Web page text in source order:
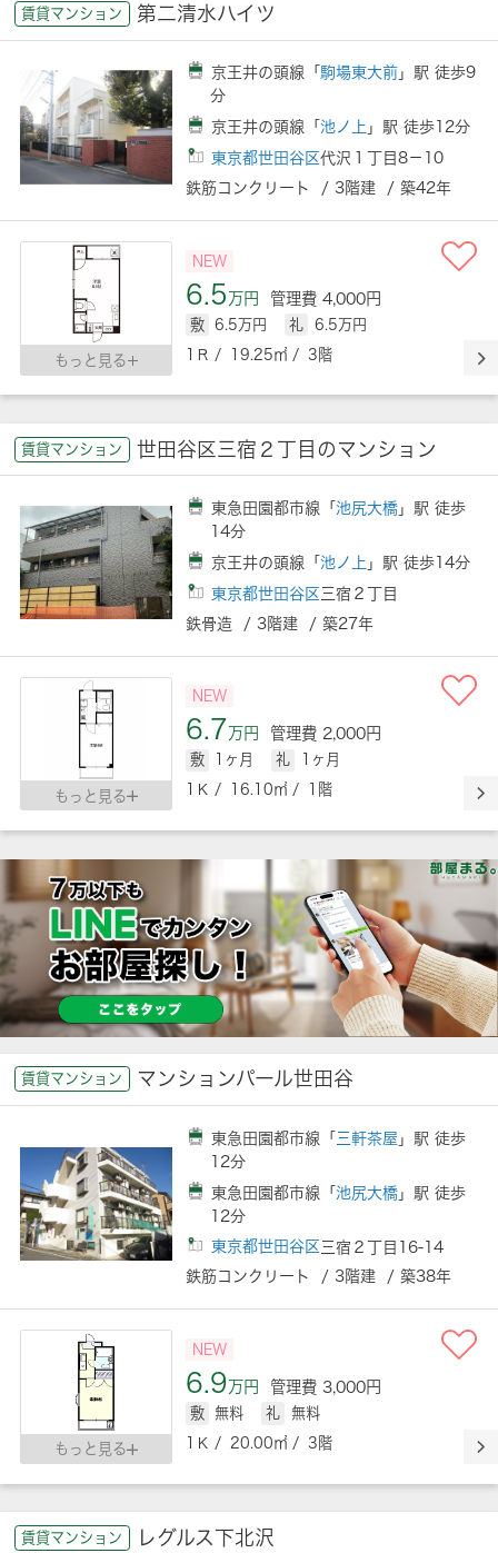
賃貸マンション 第二清水ハイツ
京王井の頭線「 駒場東大前 」駅 徒歩9
分
京王井の頭線「池ノ上 」駅 徒歩12分
東京都世田谷区代沢１丁目8－10
鉄筋コンクリート / 3階建 / 築42年
もっと見る
NEW
6.5万円 管理費 4,000円
敷 6.5万円 礼
6.5万円
1Ｒ / 19.25㎡ / 3階
賃貸マンション 世田谷区三宿２丁目のマンション
東急田園都市線「池尻大橋 」駅 徒歩
14分
京王井の頭線「池ノ上 」駅 徒歩14分
東京都世田谷区 三宿２丁目
鉄骨造 / 3階建 / 築27年
もっと見る
NEW
6.7万円 管理費 2,000円
敷 1ヶ月 礼
1ヶ月
1Ｋ / 16.10㎡ / 1階
賃貸マンション マンションパール世田谷
東急田園都市線「 三軒茶屋 」駅 徒歩
12分
東急田園都市線「池尻大橋 」駅 徒歩
12分
東京都世田谷区 三宿２丁目16-14
鉄筋コンクリート / 3階建 / 築38年
もっと見る
NEW
6.9万円 管理費 3,000円
敷 無料 礼
無料
1Ｋ / 20.00㎡ / 3階
賃貸マンション レグルス下北沢